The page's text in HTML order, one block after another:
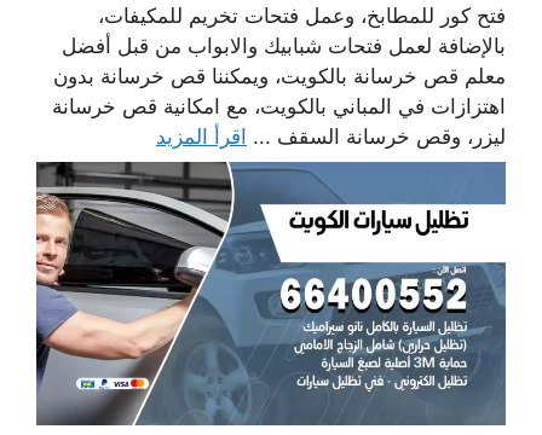
فتح كور للمطابخ، وعمل فتحات تخريم للمكيفات،
بالإضافة لعمل فتحات شبابيك والابواب من قبل أفضل
معلم قص خرسانة بالكويت، ويمكننا قص خرسانة بدون
اهتزازات في المباني بالكويت، مع امكانية قص خرسانة
ليزر، وقص خرسانة السقف ... اقرأ المزيد